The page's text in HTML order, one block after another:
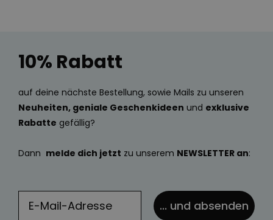
10% Rabatt
auf deine nächste Bestellung, sowie Mails zu unseren
Neuheiten, geniale Geschenkideen und exklusive
Rabatte gefällig?
Dann melde dich jetzt zu unserem NEWSLETTER an:
... und absenden